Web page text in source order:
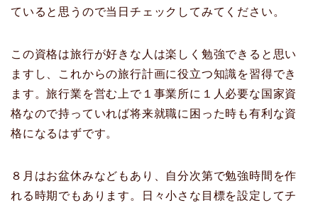
ていると思うので当日チェックしてみてください。
この資格は旅行が好きな人は楽しく勉強できると思い
ますし、これからの旅行計画に役立つ知識を習得でき
ます。旅行業を営む上で１事業所に１人必要な国家資
格なので持っていれば将来就職に困った時も有利な資
格になるはずです。
８月はお盆休みなどもあり、自分次第で勉強時間を作
れる時期でもあります。日々小さな目標を設定してチ